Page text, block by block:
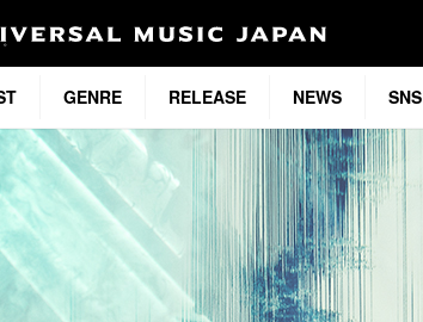
GENRE RELEASE NEWS SNS